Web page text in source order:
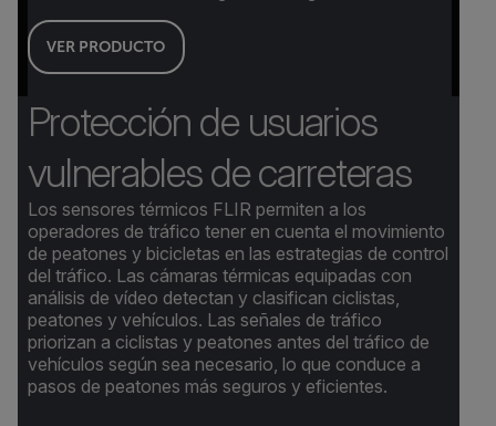
VER PRODUCTO
Protección de usuarios
vulnerables de carreteras
Los sensores térmicos FLIR permiten a los
operadores de tráfico tener en cuenta el movimiento
de peatones y bicicletas en las estrategias de control
del tráfico. Las cámaras térmicas equipadas con
análisis de vídeo detectan y clasifican ciclistas,
peatones y vehículos. Las señales de tráfico
priorizan a ciclistas y peatones antes del tráfico de
vehículos según sea necesario, lo que conduce a
pasos de peatones más seguros y eficientes.